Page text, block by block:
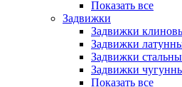
Показать все
Задвижки
Задвижки
Задвижки
Задвижки
Задвижки
Показать все